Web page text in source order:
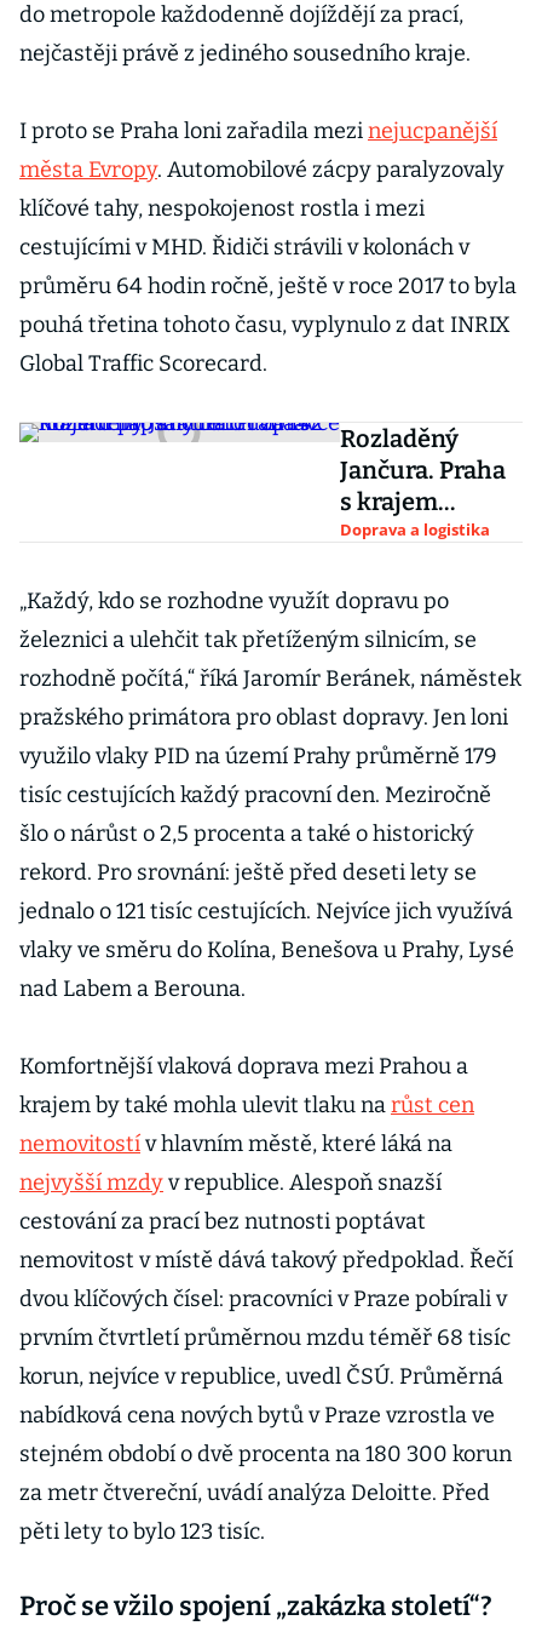
do metropole každodenně dojíždějí za prací,
nejčastěji právě z jediného sousedního kraje.
I proto se Praha loni zařadila mezinejucpanější
města Evropy. Automobilové zácpy paralyzovaly
klíčové tahy, nespokojenost rostla i mezi
cestujícími v MHD. Řidiči strávili v kolonách v
průměru 64 hodin ročně, ještě v roce 2017 to byla
pouhá třetina tohoto času, vyplynulo z dat INRIX
Global Traffic Scorecard.
Rozladěný
Jančura. Praha
s krajem
napsaly tendr
pro státního
dopravce
Doprava a logistika
„Každý, kdo se rozhodne využít dopravu po
železnici a ulehčit tak přetíženým silnicím, se
rozhodně počítá,“ říká Jaromír Beránek, náměstek
pražského primátora pro oblast dopravy. Jen loni
využilo vlaky PID na území Prahy průměrně 179
tisíc cestujících každý pracovní den. Meziročně
šlo o nárůst o 2,5 procenta a také o historický
rekord. Pro srovnání: ještě před deseti lety se
jednalo o 121 tisíc cestujících. Nejvíce jich využívá
vlaky ve směru do Kolína, Benešova u Prahy, Lysé
nad Labem a Berouna.
Komfortnější vlaková doprava mezi Prahou a
krajem by také mohla ulevit tlaku narůst cen
nemovitostív hlavním městě, které láká na
nejvyšší mzdyv republice. Alespoň snazší
cestování za prací bez nutnosti poptávat
nemovitost v místě dává takový předpoklad. Řečí
dvou klíčových čísel: pracovníci v Praze pobírali v
prvním čtvrtletí průměrnou mzdu téměř 68 tisíc
korun, nejvíce v republice, uvedl ČSÚ. Průměrná
nabídková cena nových bytů v Praze vzrostla ve
stejném období o dvě procenta na 180 300 korun
za metr čtvereční, uvádí analýza Deloitte. Před
pěti lety to bylo 123 tisíc.
Proč se vžilo spojení „zakázka století“?